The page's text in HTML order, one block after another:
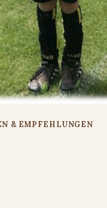
& EMPFEHLUNGEN